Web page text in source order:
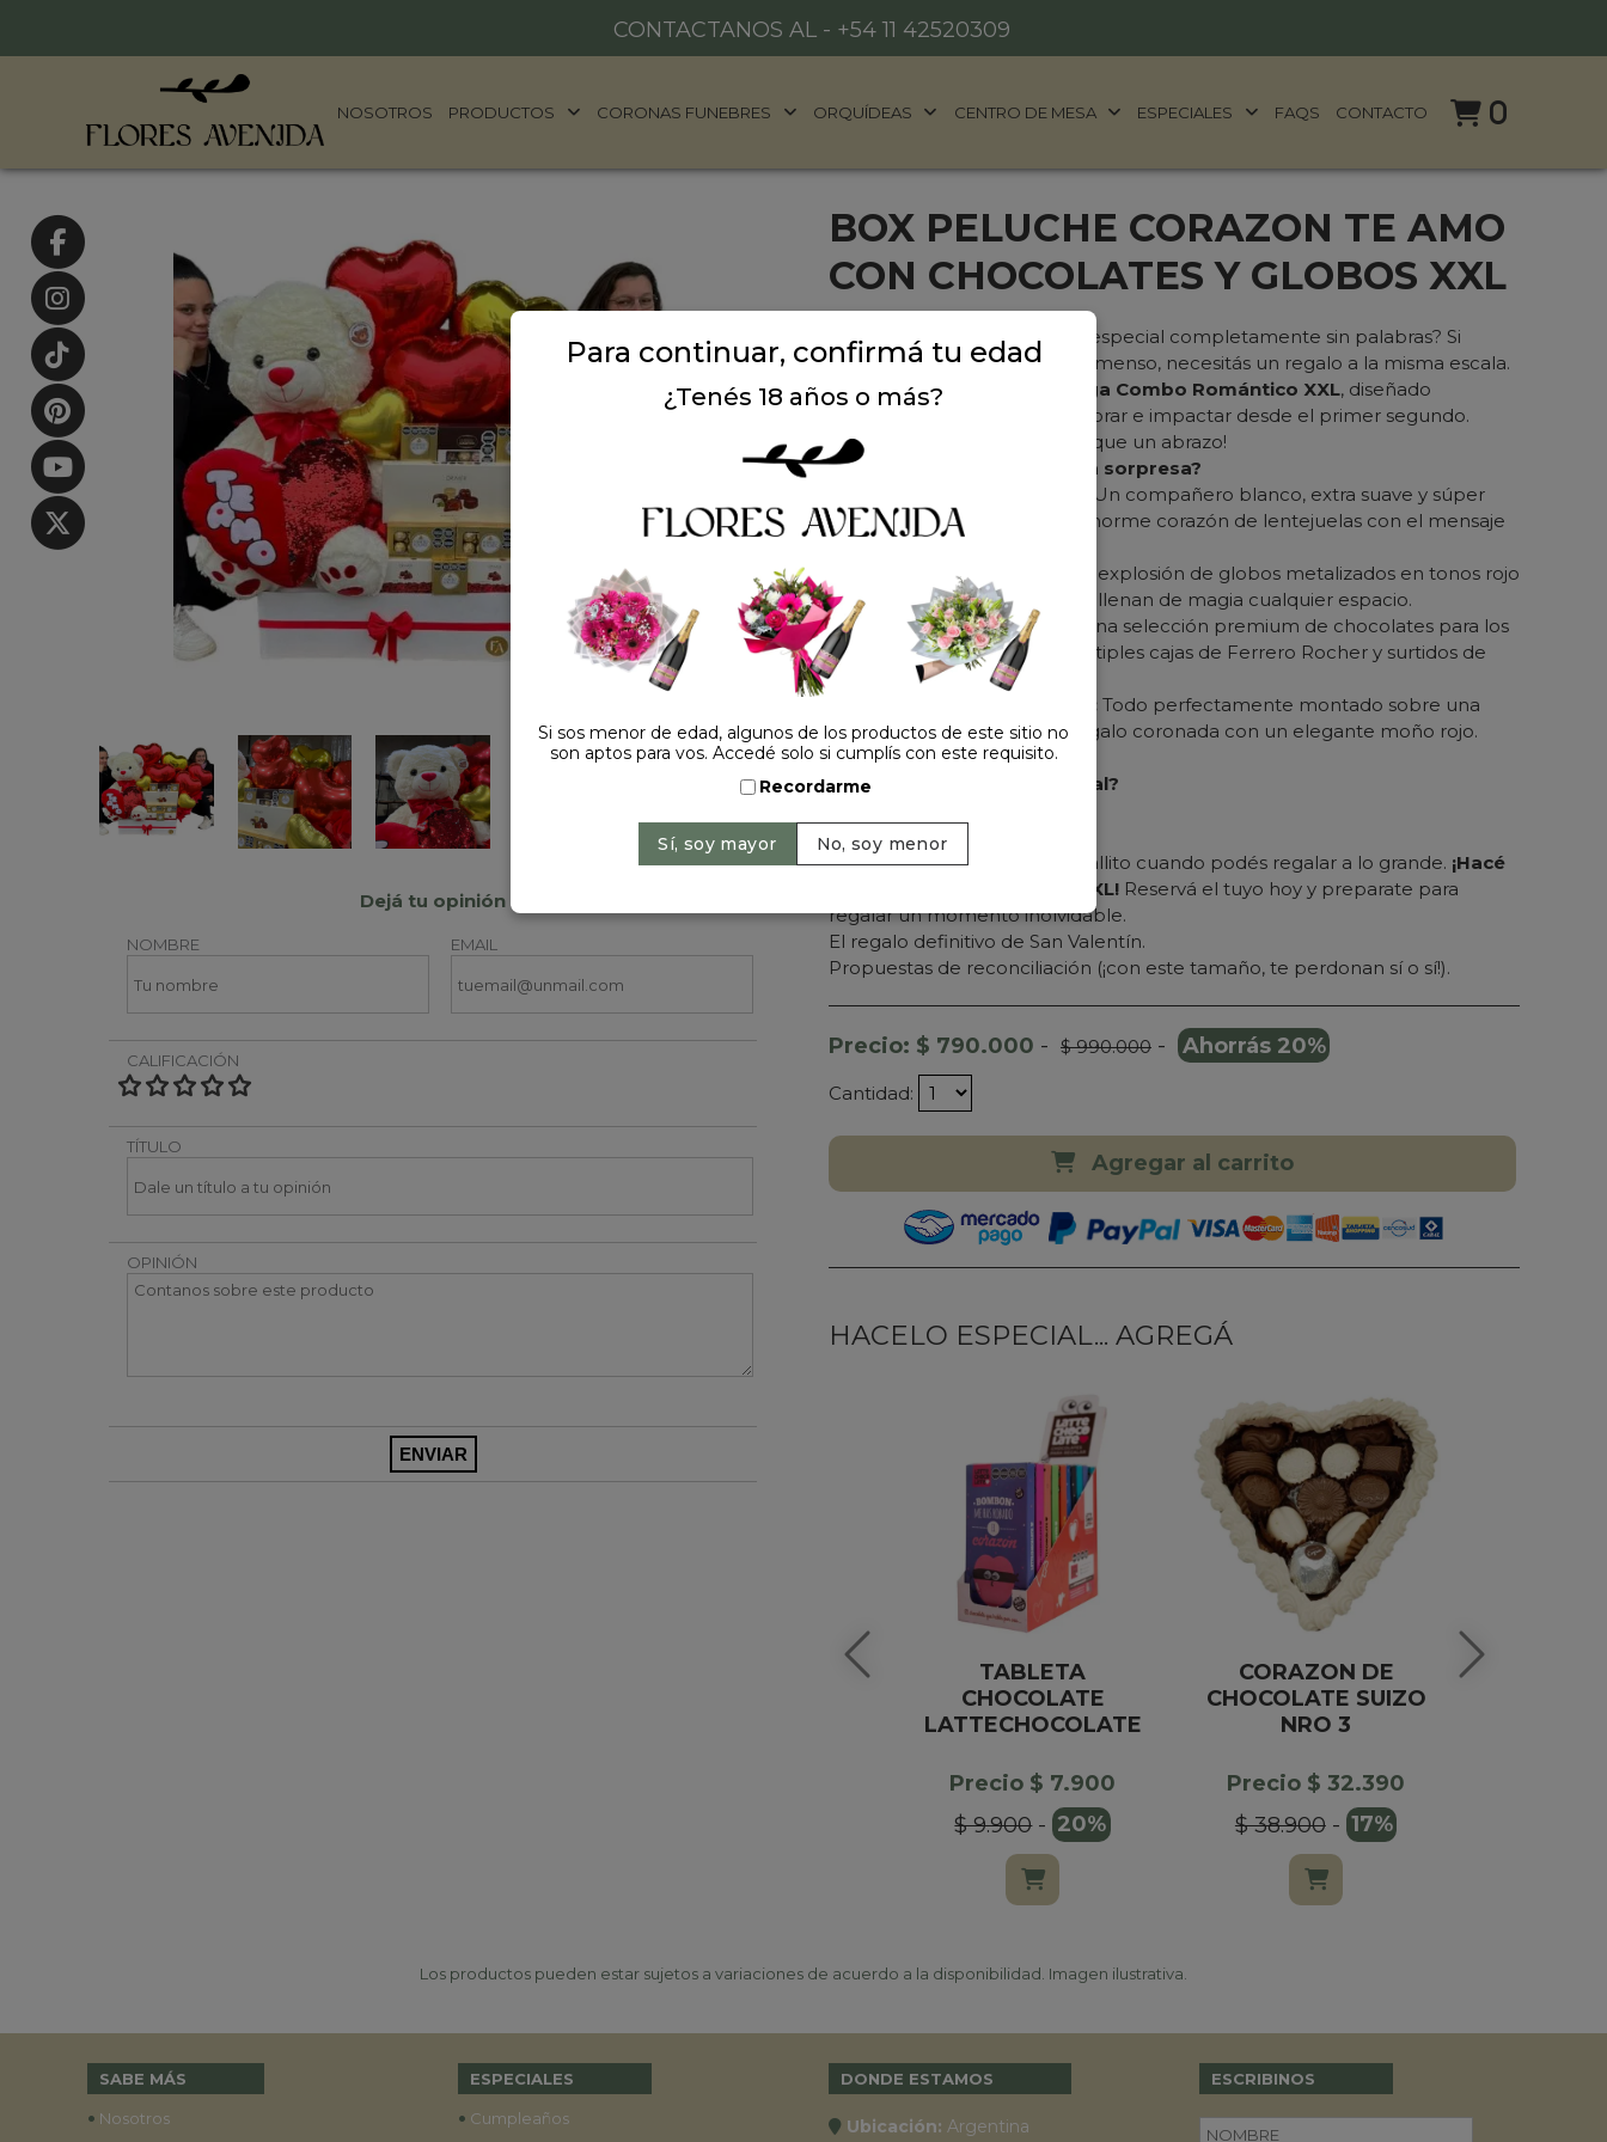
CONTACTANOS AL - +54 11 42520309
NOSOTROS PRODUCTOS CORONAS FUNEBRES ORQUÍDEAS CENTRO DE MESA ESPECIALES FAQS CONTACTO 0
Dejá tu opinión
NOMBRE EMAIL
CALIFICACIÓN
TÍTULO
OPINIÓN
BOX PELUCHE CORAZON TE AMO
CON CHOCOLATES Y GLOBOS XXL
¿Buscás dejar a esa persona especial completamente sin palabras? Si
querés demostrar un amor inmenso, necesitás un regalo a la misma escala.
Te presentamos nuestro
Mega Combo Romántico XXL, diseñado
exclusivamente para deslumbrar e impactar desde el primer segundo.
¡Literalmente es más grande que un abrazo!
¿Qué incluye esta tremenda sorpresa?
Un compañero blanco, extra suave y súper
abrazable, que sostiene un enorme corazón de lentejuelas con el mensaje
Lluvia de Corazones:
Una explosión de globos metalizados en tonos rojo
pasión y dorado brillante que llenan de magia cualquier espacio.
🍫Sobredosis de Dulzura:
Una selección premium de chocolates para los
más golosos, que incluye múltiples cajas de Ferrero Rocher y surtidos de
primera línea.
Presentación Imponente: Todo perfectamente montado sobre una
gigantesca caja blanca de regalo coronada con un elegante moño rojo.
¿Para qué ocasiones es ideal?
Propuestas de casamiento.
No te conformes con un detallito cuando podés regalar a lo grande. ¡Hacé
que tu sorpresa sea nivel XXL! Reservá el tuyo hoy y preparate para
regalar un momento inolvidable.
El regalo definitivo de San Valentín.
Propuestas de reconciliación (¡con este tamaño, te perdonan sí o sí!).
Precio: $ 790.000 - $ 990.000 - Ahorrás 20%
Cantidad:
Agregar al carrito
HACELO ESPECIAL... AGREGÁ
TABLETA
CHOCOLATE
LATTECHOCOLATE
Precio $ 7.900
$ 9.900- 20%
CORAZON DE
CHOCOLATE SUIZO
NRO 3
Precio $ 32.390
$ 38.900- 17%
Los productos pueden estar sujetos a variaciones de acuerdo a la disponibilidad. Imagen ilustrativa.
SABE MÁS
• Nosotros
ESPECIALES
• Cumpleaños
DONDE ESTAMOS
Ubicación: Argentina
ESCRIBINOS
Para continuar, confirmá tu edad
¿Tenés 18 años o más?
Si sos menor de edad, algunos de los productos de este sitio no
son aptos para vos. Accedé solo si cumplís con este requisito.
Recordarme